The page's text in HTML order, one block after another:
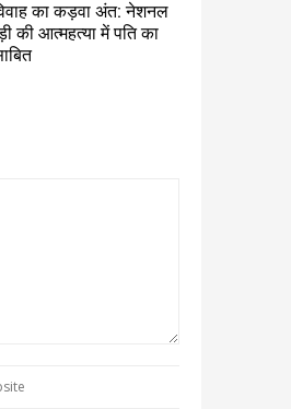
का कड़वा अंत: नेशनल
की आत्महत्या में पति का